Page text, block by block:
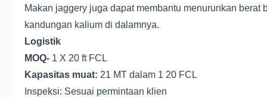
Makan jaggery juga dapat membantu menurunkan
kandungan kalium di dalamnya.
Logistik
MOQ- 1 X 20 ft FCL
Kapasitas muat: 21 MT dalam 1 20 FCL
Inspeksi: Sesuai permintaan klien